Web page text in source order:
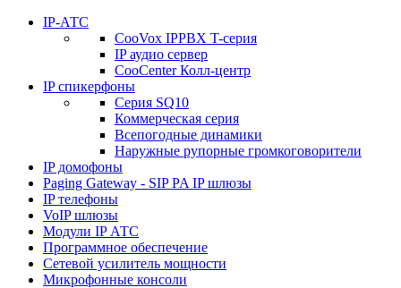
IP-АТС
CooVox IPPBX T-серия
IP аудио сервер
CooCenter Колл-центр
IP спикерфоны
Серия SQ10
Коммерческая серия
Всепогодные динамики
Наружные рупорные громкоговорители
IP домофоны
Paging Gateway - SIP PA IP шлюзы
IP телефоны
VoIP шлюзы
Модули IP АТС
Программное обеспечение
Сетевой усилитель мощности
Микрофонные консоли